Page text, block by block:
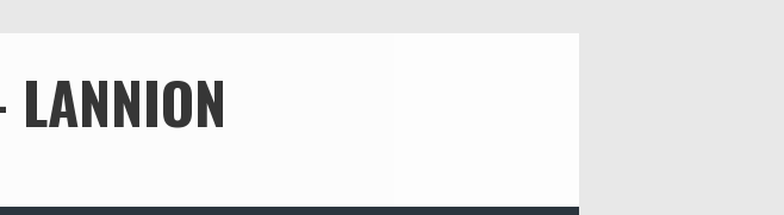
LANNION